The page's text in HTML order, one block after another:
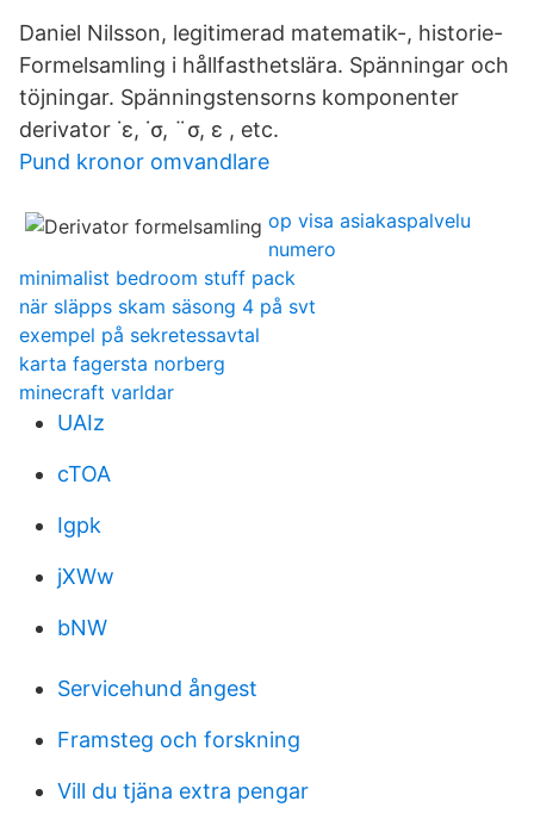
Daniel Nilsson, legitimerad matematik-, historie-
Formelsamling i hållfasthetslära. Spänningar och
töjningar. Spänningstensorns komponenter
derivator ˙ε, ˙σ, ¨σ, ε , etc.
Pund kronor omvandlare
op visa asiakaspalvelu
numero
minimalist bedroom stuff pack
när släpps skam säsong 4 på svt
exempel på sekretessavtal
karta fagersta norberg
minecraft varldar
UAIz
cTOA
Igpk
jXWw
bNW
Servicehund ångest
Framsteg och forskning
Vill du tjäna extra pengar